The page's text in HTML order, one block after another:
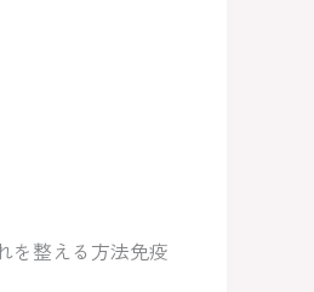
を整える方法免疫